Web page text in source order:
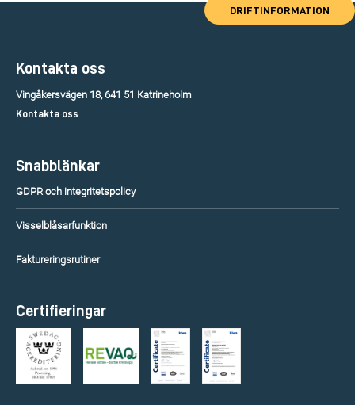
DRIFTINFORMATION
Kontakta oss
Vingåkersvägen 18, 641 51 Katrineholm
Kontakta oss
Snabblänkar
GDPR och integritetspolicy
Visselblåsarfunktion
Faktureringsrutiner
Certifieringar